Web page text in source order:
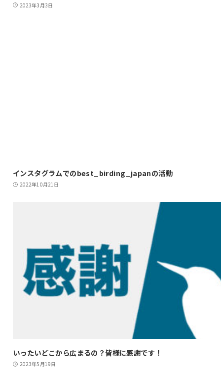
2023年3月3日
インスタグラムでのbest_birding_japanの活動
2022年10月21日
いったいどこから広まるの？皆様に感謝です！
2023年5月19日